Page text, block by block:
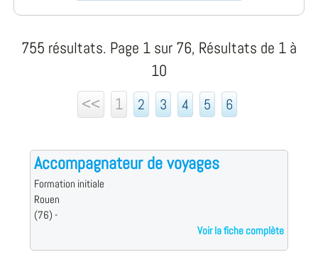
755 résultats. Page 1 sur 76, Résultats de 1 à
10
<<
1 2 3 4 5 6
Accompagnateur de voyages
Formation initiale
Rouen
(76) -
Voir la fiche complète